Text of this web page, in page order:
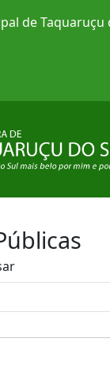
de Taquaruçu